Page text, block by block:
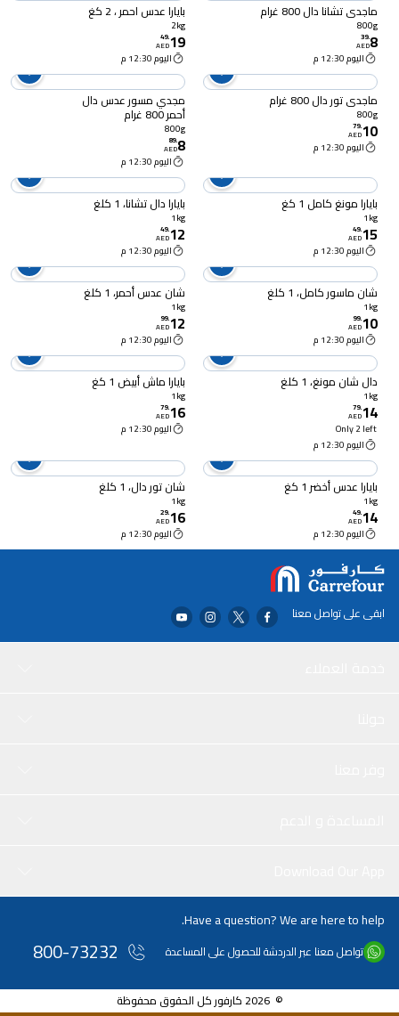
ماجدي تشانا دال 800 غرام
800g
8
.
39
AED
اليوم 12:30 م
بايارا عدس احمر ، 2 كغ
2kg
19
.
49
AED
اليوم 12:30 م
ماجدي تور دال 800 غرام
800g
10
.
79
AED
اليوم 12:30 م
مجدي مسور عدس دال
أحمر 800 غرام
800g
8
.
89
AED
اليوم 12:30 م
بايارا مونغ كامل 1 كغ
1kg
15
.
49
AED
اليوم 12:30 م
بايارا دال تشانا، 1 كلغ
1kg
12
.
49
AED
اليوم 12:30 م
شان ماسور كامل، 1 كلغ
1kg
10
.
99
AED
اليوم 12:30 م
شان عدس أحمر، 1 كلغ
1kg
12
.
99
AED
اليوم 12:30 م
دال شان مونغ، 1 كلغ
1kg
14
.
79
AED
Only 2 left
اليوم 12:30 م
بايارا ماش أبيض 1 كغ
1kg
16
.
79
AED
اليوم 12:30 م
بايارا عدس أخضر 1 كغ
1kg
14
.
49
AED
اليوم 12:30 م
شان تور دال، 1 كلغ
1kg
16
.
29
AED
اليوم 12:30 م
ابقى على تواصل معنا
Have a question? We are here to help.
تواصل معنا عبر الدردشة للحصول على المساعدة 800-73232
© 2026 كارفور كل الحقوق محفوظة